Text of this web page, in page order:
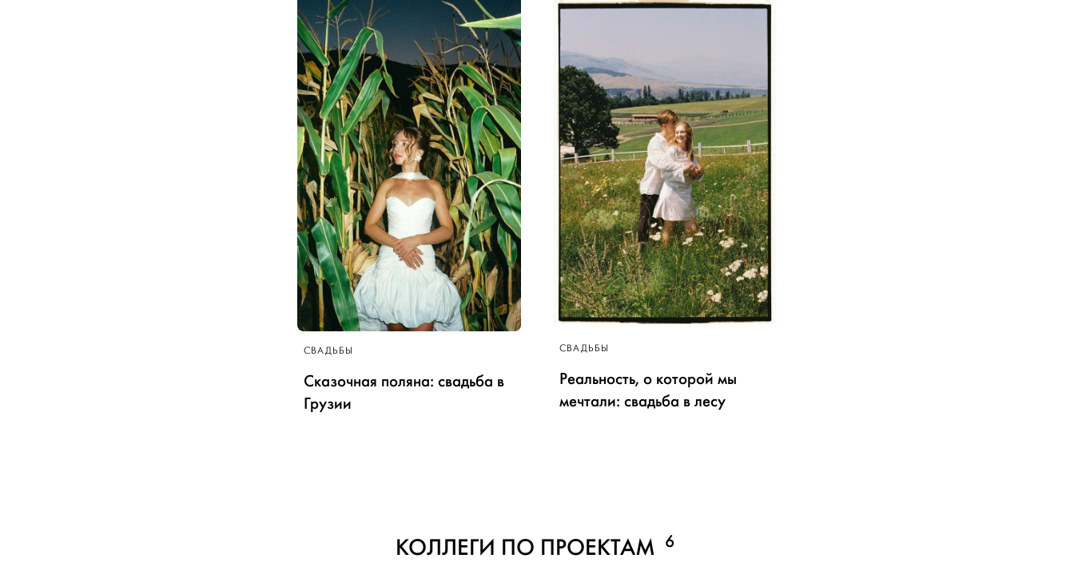
СВАДЬБЫ
Сказочная поляна: свадьба в
Грузии
СВАДЬБЫ
Реальность, о которой мы
мечтали: свадьба в лесу
КОЛЛЕГИ ПО ПРОЕКТАМ 6